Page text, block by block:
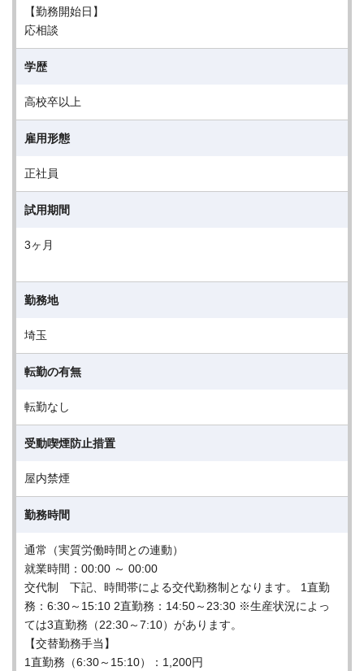
【勤務開始日】
応相談
学歴
高校卒以上
雇用形態
正社員
試用期間
3ヶ月
勤務地
埼玉
転勤の有無
転勤なし
受動喫煙防止措置
屋内禁煙
勤務時間
通常（実質労働時間との連動）
就業時間：00:00 ～ 00:00
交代制 下記、時間帯による交代勤務制となります。 1直勤
務：6:30～15:10 2直勤務：14:50～23:30 ※生産状況によっ
ては3直勤務（22:30～7:10）があります。
【交替勤務手当】
1直勤務（6:30～15:10）：1,200円